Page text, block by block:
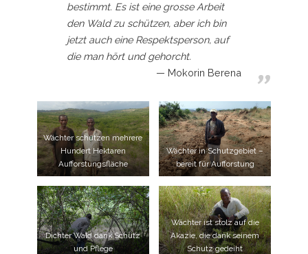
bestimmt. Es ist eine grosse Arbeit
den Wald zu schützen, aber ich bin
jetzt auch eine Respektsperson, auf
die man hört und gehorcht.
Mokorin Berena
Wächter schützen mehrere
Hundert Hektaren
Aufforstungsfläche
Wächter in Schutzgebiet –
bereit für Aufforstung
Dichter Wald dank Schutz
und Pflege
Wächter ist stolz auf die
Akazie, die dank seinem
Schutz gedeiht